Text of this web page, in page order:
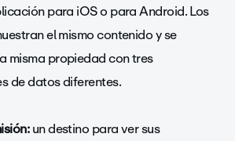
para iOS o para Android. Los
el mismo contenido y se
misma propiedad con tres
de datos diferentes.
un destino para ver sus